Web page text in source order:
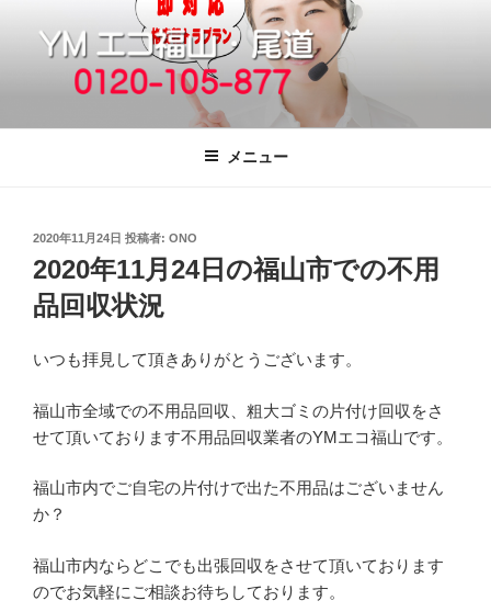
福山市で格安の不用品回収、買取、処
分は粗大ごみ処分、廃品回収も対応の
引っ越しゴミ・粗大ゴミの片付けをいたします
メニュー
投
日:
2020年11月24日 投稿者: ONO
2020年11月24日の福山市での不用
品回収状況
いつも拝見して頂きありがとうございます。
福山市全域での不用品回収、粗大ゴミの片付け回収をさ
せて頂いております不用品回収業者のYMエコ福山です。
福山市内でご自宅の片付けで出た不用品はございません
か？
福山市内ならどこでも出張回収をさせて頂いております
のでお気軽にご相談お待ちしております。